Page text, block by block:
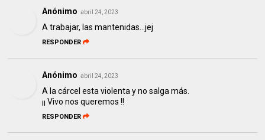
Anónimo abril 24, 2023
A trabajar, las mantenidas...jej
RESPONDER
Anónimo abril 24, 2023
A la cárcel esta violenta y no salga más.
¡¡ Vivo nos queremos !!
RESPONDER